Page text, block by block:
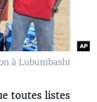
à Lubumbashi
toutes listes